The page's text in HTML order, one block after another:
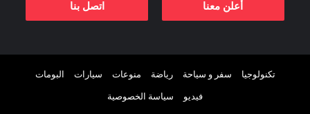
أعلن معنا اتصل بنا
تكنولوجيا سفر و سياحة رياضة منوعات سيارات البومات
فيديو سياسة الخصوصية